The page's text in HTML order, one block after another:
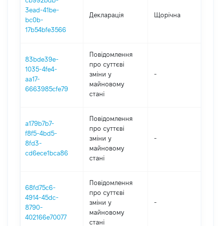
3ead-41be-
bc0b-
17b54bfe3566
Декларація Щорічна
83bde39e-
1035-4fe4-
aa17-
6663985cfe79
Повідомлення
про суттєві
зміни y
майновому
стані
-
a179b7b7-
f8f5-4bd5-
8fd3-
cd6ece1bca86
Повідомлення
про суттєві
зміни y
майновому
стані
-
68fd75c6-
4914-45dc-
8790-
402166e70077
Повідомлення
про суттєві
зміни y
майновому
стані
-